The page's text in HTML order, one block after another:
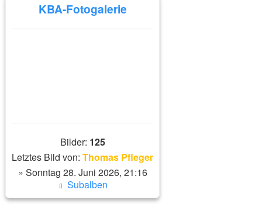
KBA-Fotogalerie
Bilder: 125
Letztes Bild von: Thomas Pfleger
» Sonntag 28. Juni 2026, 21:16
Subalben